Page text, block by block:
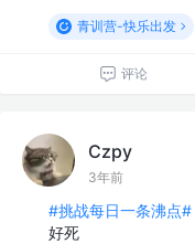
青训营-快乐出发
评论
Czpy
3年前
#挑战每日一条沸点#
好死